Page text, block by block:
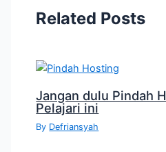
Related Posts
Jangan dulu Pindah
Pelajari ini
By Defriansyah